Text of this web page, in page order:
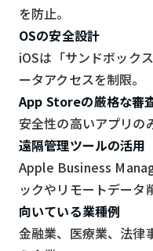
を防止。
OSの安全設計
iOSは「サンドボック
ータアクセスを制限。
App Storeの厳格な審
安全性の高いアプリの
遠隔管理ツールの活用
Apple Business
ックやリモートデータ
向いている業種例
金融業、医療業、法律